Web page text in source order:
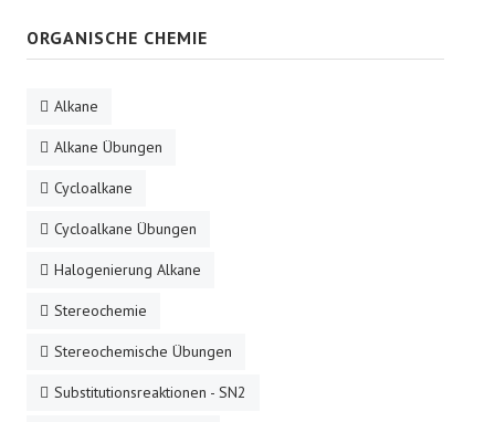
ORGANISCHE CHEMIE
Alkane
Alkane Übungen
Cycloalkane
Cycloalkane Übungen
Halogenierung Alkane
Stereochemie
Stereochemische Übungen
Substitutionsreaktionen - SN2